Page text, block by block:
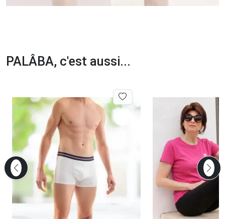
PALÂBA, c'est aussi...